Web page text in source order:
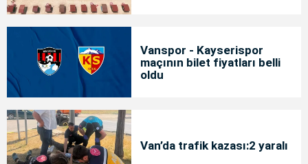
Vanspor - Kayserispor
maçının bilet fiyatları belli
oldu
Van’da trafik kazası:2 yaralı